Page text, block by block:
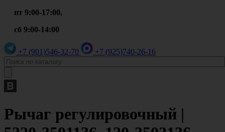
пт 9:00-17:00,
сб 9:00-14:00
+7 (901)546-32-70 +7 (925)740-26-16
Рычаг регулировочный |